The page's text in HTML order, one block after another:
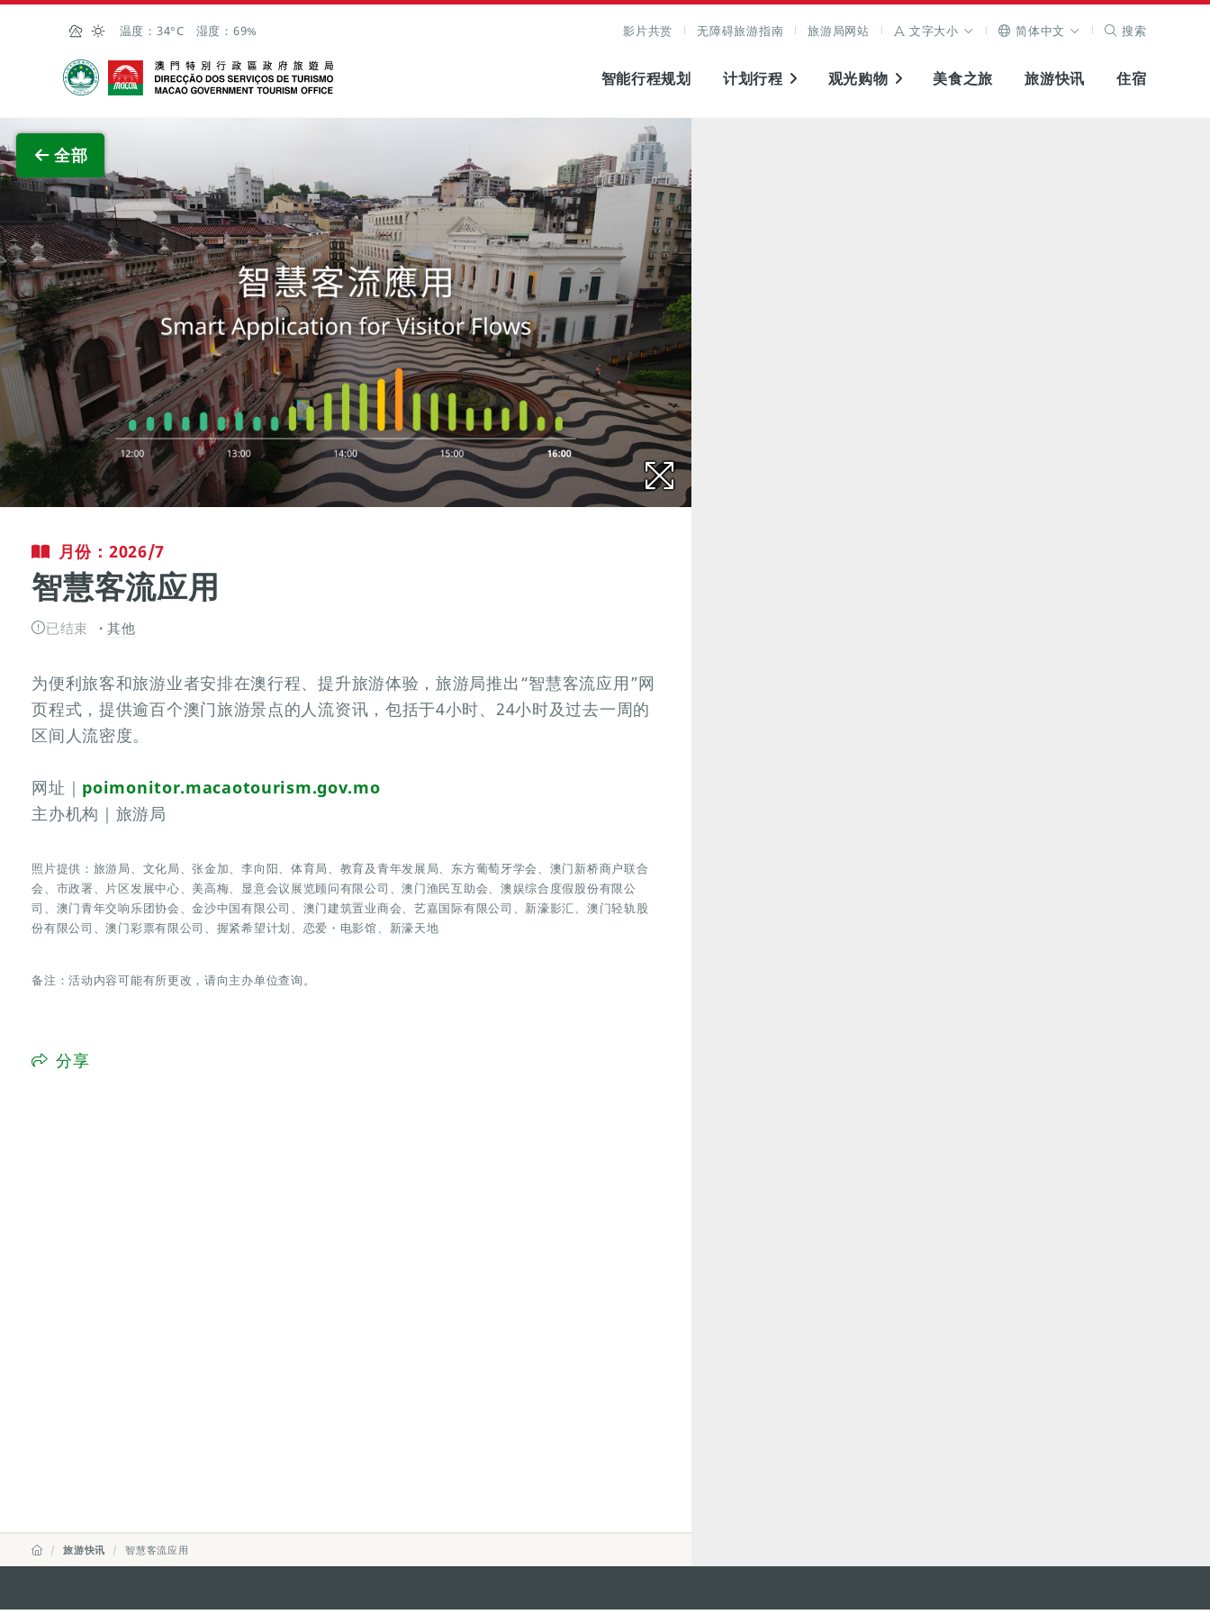
跳至主内容
温度： 34°C 湿度： 69% 影片共赏 无障碍旅游指南 旅游局网站 文字大小 简体中文 搜索
澳门特别行政区政府旅游局
智能行程规划 计划行程 观光购物 美食之旅 旅游快讯 住宿
全部
月份：2026/7
智慧客流应用
已结束 其他
为便利旅客和旅游业者安排在澳行程、提升旅游体验，旅游局推出“智慧客流应用”网
页程式，提供逾百个澳门旅游景点的人流资讯，包括于4小时、24小时及过去一周的
区间人流密度。
网址｜ poimonitor.macaotourism.gov.mo
主办机构｜旅游局
照片提供：旅游局、文化局、张金加、李向阳、体育局、教育及青年发展局、东方葡萄牙学会、澳门新桥商户联合
会、市政署、片区发展中心、美高梅、显意会议展览顾问有限公司、澳门渔民互助会、澳娱综合度假股份有限公
司、澳门青年交响乐团协会、金沙中国有限公司、澳门建筑置业商会、艺嘉国际有限公司、新濠影汇、澳门轻轨股
份有限公司、澳门彩票有限公司、握紧希望计划、恋爱・电影馆、新濠天地
备注：活动内容可能有所更改，请向主办单位查询。
分享
旅游快讯 智慧客流应用